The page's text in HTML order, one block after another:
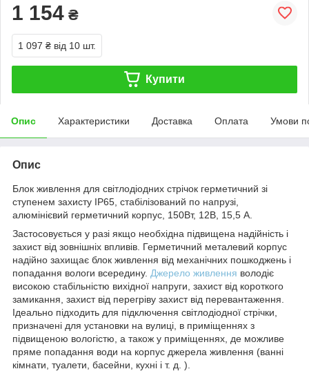
1 154 ₴
1 097 ₴ від 10 шт.
Купити
Опис Характеристики Доставка Оплата Умови
Опис
Блок живлення для світлодіодних стрічок герметичний зі
ступенем захисту IP65, стабілізований по напрузі,
алюмінієвий герметичний корпус, 150Вт, 12В, 15,5 А.
Застосовується у разі якщо необхідна підвищена надійність і
захист від зовнішніх впливів. Герметичний металевий корпус
надійно захищає блок живлення від механічних пошкоджень і
попадання вологи всередину. Джерело живлення володіє
високою стабільністю вихідної напруги, захист від короткого
замикання, захист від перегріву захист від перевантаження.
Ідеально підходить для підключення світлодіодної стрічки,
призначені для установки на вулиці, в приміщеннях з
підвищеною вологістю, а також у приміщеннях, де можливе
пряме попадання води на корпус джерела живлення (ванні
кімнати, туалети, басейни, кухні і т. д. ).